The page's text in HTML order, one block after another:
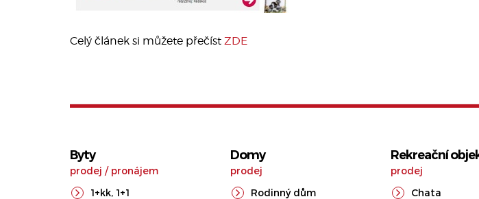
Celý článek si můžete přečíst ZDE
Byty
prodej / pronájem
1+kk, 1+1
Domy
prodej
Rodinný dům
Rekreační
prodej
Chata